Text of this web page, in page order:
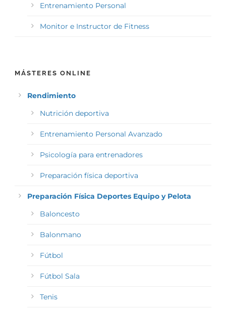
Entrenamiento Personal
Monitor e Instructor de Fitness
MÁSTERES ONLINE
Rendimiento
Nutrición deportiva
Entrenamiento Personal Avanzado
Psicología para entrenadores
Preparación física deportiva
Preparación Física Deportes Equipo y Pelota
Baloncesto
Balonmano
Fútbol
Fútbol Sala
Tenis